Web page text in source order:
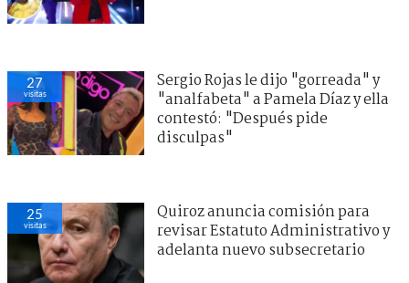
27
visitas
Sergio Rojas le dijo "gorreada" y
"analfabeta" a Pamela Díaz y ella
contestó: "Después pide
disculpas"
25
visitas
Quiroz anuncia comisión para
revisar Estatuto Administrativo y
adelanta nuevo subsecretario